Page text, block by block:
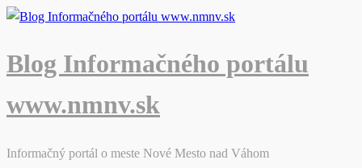
Skip
content
Blog Informačného portálu
www.nmnv.sk
Informačný portál o meste Nové Mesto nad Váhom